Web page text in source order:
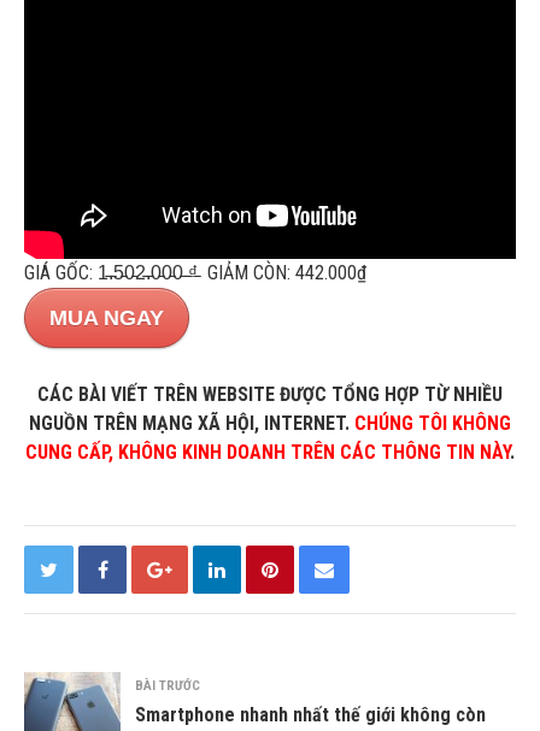
GIÁ GỐC: 1̵.̵5̵0̵2̵.̵0̵0̵0̵ ̵₫̵ GIẢM CÒN: 442.000₫
MUA NGAY
CÁC BÀI VIẾT TRÊN WEBSITE ĐƯỢC TỔNG HỢP TỪ NHIỀU
NGUỒN TRÊN MẠNG XÃ HỘI, INTERNET. CHÚNG TÔI KHÔNG
CUNG CẤP, KHÔNG KINH DOANH TRÊN CÁC THÔNG TIN NÀY.
BÀI TRƯỚC
Smartphone nhanh nhất thế giới không còn